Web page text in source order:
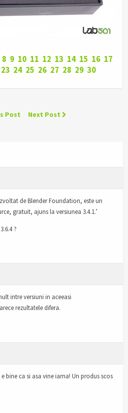
8 9 10 11 12 13 14 15 16 17
23 24 25 26 27 28 29 30
Post Next Post
de Blender Foundation, este un
gratuit, ajuns la versiunea 3.4.1.’
?
intre versiuni in aceeasi
rezultatele difera.
bine ca si asa vine iarna! Un produs scos